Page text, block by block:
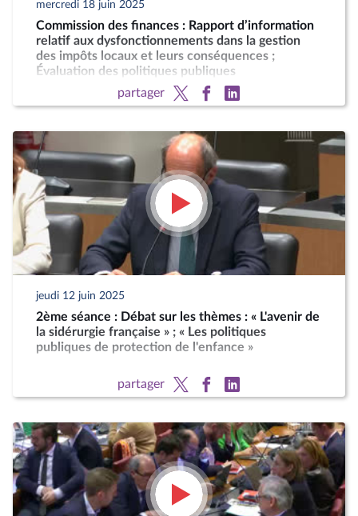
mercredi 18 juin 2025
Commission des finances : Rapport d’information
relatif aux dysfonctionnements dans la gestion
des impôts locaux et leurs conséquences ;
Évaluation des politiques publiques
partager
jeudi 12 juin 2025
2ème séance : Débat sur les thèmes : « L'avenir de
la sidérurgie française » ; « Les politiques
publiques de protection de l'enfance »
partager